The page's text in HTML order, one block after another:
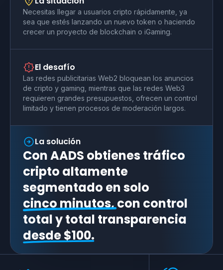
Necesitas llegar a usuarios cripto rápidamente, ya
sea que estés lanzando un nuevo token o haciendo
crecer un proyecto de blockchain o iGaming.
El desafío
Las redes publicitarias Web2 bloquean los anuncios
de cripto y gaming, mientras que las redes Web3
requieren grandes presupuestos, ofrecen un control
limitado y tienen procesos de moderación largos.
La solución
Con AADS obtienes tráfico
cripto altamente
segmentado en solo
cinco minutos,con control
total y total transparencia
desde $100.